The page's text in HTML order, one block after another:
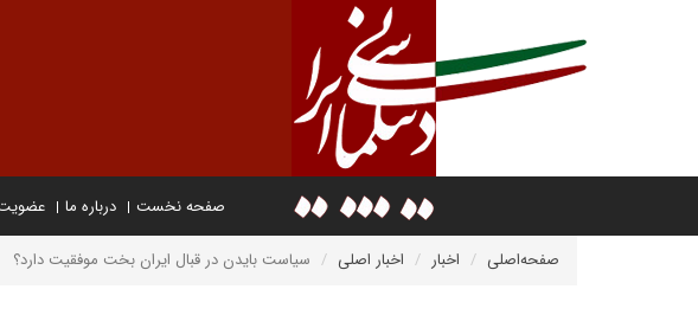
صفحه نخست درباره ما
صفحه‌اصلی اخبار اخبار اصلی سیاست بایدن در قبال ایران بخت موفقیت دارد؟